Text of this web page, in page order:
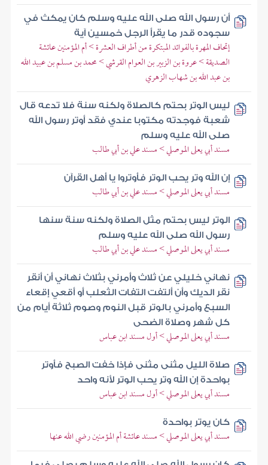
أن رسول الله صلى الله عليه وسلم كان يمكث في
سجوده قدر ما يقرأ الرجل خمسين آية
إتحاف المهرة بالفوائد المبتكرة من أطراف العشرة > أم المؤمنين عائشة
الصديقة > عروة بن الزبير بن العوام القرشي > محمد بن مسلم بن عبيد الله
بن عبد الله بن شهاب الزهري
ليس الوتر بحتم كالصلاة ولكنه سنة فلا تدعه قال
شعبة فوجدته مكتوبا عندي فقد أوتر رسول الله
صلى الله عليه وسلم
مسند أبي يعلى الموصلي > مسند علي بن أبي طالب
إن الله وتر يحب الوتر فأوتروا يا أهل القرآن
مسند أبي يعلى الموصلي > مسند علي بن أبي طالب
الوتر ليس بحتم مثل الصلاة ولكنه سنة سنها
رسول الله صلى الله عليه وسلم
مسند أبي يعلى الموصلي > مسند علي بن أبي طالب
نهاني خليلي عن ثلاث وأمرني بثلاث نهاني أن أنقر
نقر الديك وأن ألتفت التفات الثعلب أو أقعي إقعاء
السبع وأمرني بالوتر قبل النوم وصوم ثلاثة أيام من
كل شهر وصلاة الضحى
مسند أبي يعلى الموصلي > أول مسند ابن عباس
صلاة الليل مثنى مثنى فإذا خفت الصبح فأوتر
بواحدة إن الله وتر يحب الوتر لأنه واحد
مسند أبي يعلى الموصلي > أول مسند ابن عباس
كان يوتر بواحدة
مسند أبي يعلى الموصلي > مسند عائشة أم المؤمنين رضي الله عنها